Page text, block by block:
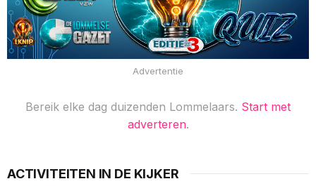
Advertentie
Bereik elke dag duizenden Lommelaars. Start met
adverteren.
ACTIVITEITEN IN DE KIJKER